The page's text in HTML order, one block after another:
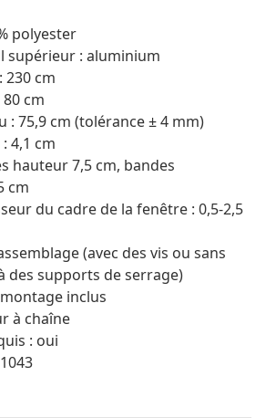
polyester
supérieur : aluminium
230 cm
cm
: 75,9 cm (tolérance ± 4 mm)
4,1 cm
hauteur 7,5 cm, bandes
cm
du cadre de la fenêtre : 0,5-2,5
(avec des vis ou sans
des supports de serrage)
inclus
à chaîne
: oui